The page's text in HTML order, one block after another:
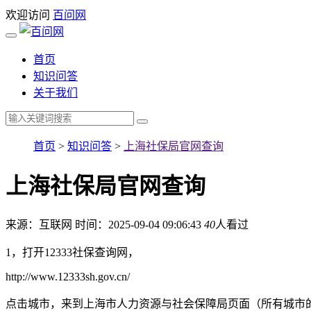
欢迎访问 百问网
首页
知识问答
关于我们
首页 > 知识问答 > 上海社保局官网查询
上海社保局官网查询
来源：互联网 时间：2025-09-04 09:06:43 40人看过
1，打开12333社保查询网，
http://www.12333sh.gov.cn/
点击城市，来到上海市人力资源与社会保障局页面（所有城市